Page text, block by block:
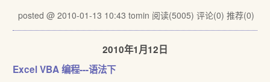
posted @ 2010-01-13 10:43 tomin 阅读(5005) 评论(0) 推荐(0)
2010年1月12日
Excel VBA 编程---语法下